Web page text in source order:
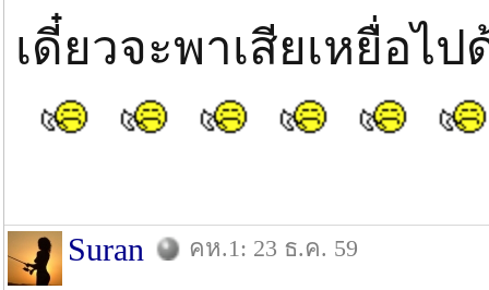
เดี๋ยวจะพาเสียเหยื่อไ
Suran คห.1: 23 ธ.ค. 59